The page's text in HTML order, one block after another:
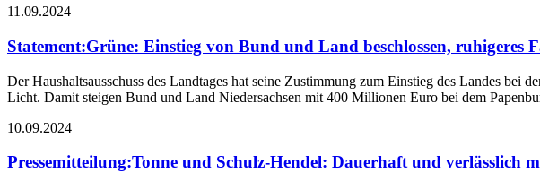
11.09.2024
Statement:Grüne: Einstieg von Bund und Land beschlossen, ruhigeres
Der Haushaltsausschuss des Landtages hat seine Zustimmung zum Einstieg des Landes bei
Licht. Damit steigen Bund und Land Niedersachsen mit 400 Millionen Euro bei dem
10.09.2024
Pressemitteilung:Tonne und Schulz-Hendel: Dauerhaft und verlässlich